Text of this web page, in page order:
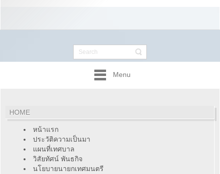
Menu
HOME
หน้าแรก
ประวัติความเป็นมา
แผนที่เทศบาล
วิสัยทัศน์ พันธกิจ
นโยบายนายกเทศมนตรี